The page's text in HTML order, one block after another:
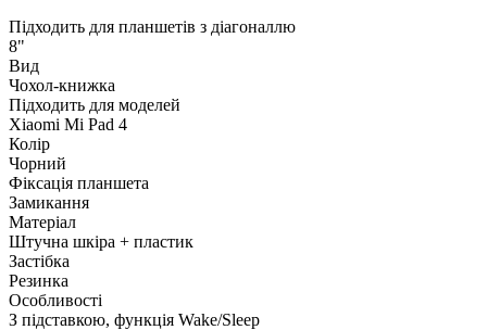
Підходить для планшетів з діагоналлю
8"
Вид
Чохол-книжка
Підходить для моделей
Xiaomi Mi Pad 4
Колір
Чорний
Фіксація планшета
Замикання
Матеріал
Штучна шкіра + пластик
Застібка
Резинка
Особливості
З підставкою, функція Wake/Sleep